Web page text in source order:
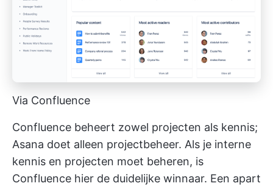
Via Confluence
Confluence beheert zowel projecten als kennis;
Asana doet alleen projectbeheer. Als je interne
kennis en projecten moet beheren, is
Confluence hier de duidelijke winnaar. Een apart